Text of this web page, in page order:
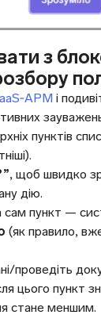
з
і
пунктів
, щоб швидко
дію.
сам пункт —
(як правило,
проведіть
цього пункт
стане меншим.